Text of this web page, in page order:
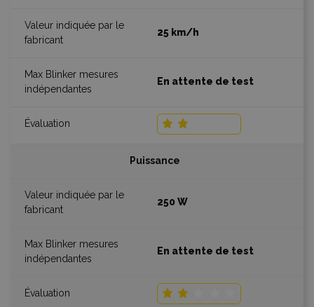
25 km/h
En attente de test
Puissance
250 W
En attente de test